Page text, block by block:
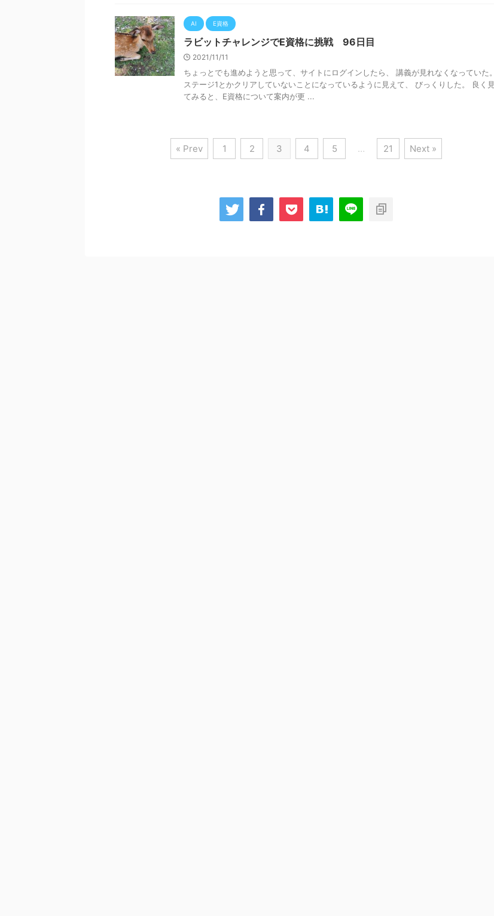
AI E資格
ラビットチャレンジでE資格に挑戦 96日目
2021/11/11
ちょっとでも進めようと思って、サイトにログインしたら、 講義が見れなくなっていた。
ステージ1とかクリアしていないことになっているように見えて、 びっくりした。 良く見
てみると、E資格について案内が更 ...
« Prev 1 2 3 4 5 … 21 Next »